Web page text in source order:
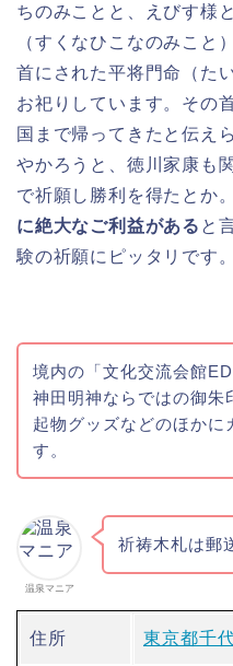
ちのみことと、えびす様
（すくなひこなのみこと
首にされた平将門命（た
お祀りしています。その
国まで帰ってきたと伝え
やかろうと、徳川家康も
で祈願し勝利を得たとか
に絶大なご利益がある と
験の祈願にピッタリです。
境内の「文化交流会館
神田明神ならではの御朱
起物グッズなどのほかに
す。
温泉マニア
祈祷木札は郵
住所 東京都千